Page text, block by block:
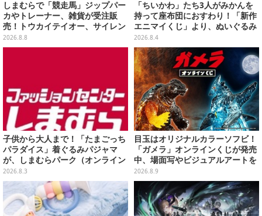
しまむらで「競走馬」ジップパー
カやトレーナー、雑貨が受注販
売！トウカイテイオー、サイレン
ススズカなど名馬をデザイン
2026.8.8
「ちいかわ」たち3人がみかんを
持って座布団におすわり！「新作
エニマイくじ」より、ぬいぐるみ
画像が初公開
2026.8.4
子供から大人まで！「たまごっち
パラダイス」着ぐるみパジャマ
が、しまむらパーク（オンライン
ストア）にて受注生産
2026.8.3
目玉はオリジナルカラーソフビ！
「ガメラ」オンラインくじが発売
中、場面写やビジュアルアートを
使用した豪華賞品をラインナップ
2026.8.9